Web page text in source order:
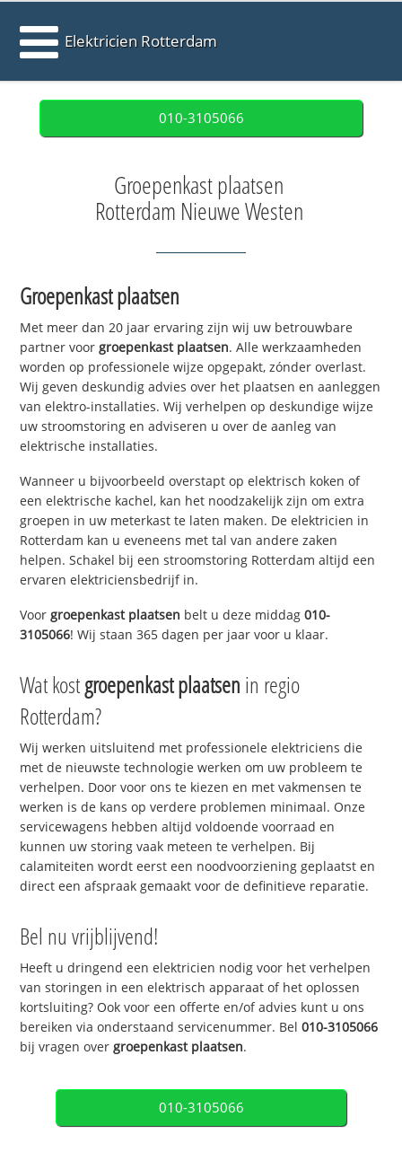
Elektricien Rotterdam
010-3105066
Groepenkast plaatsen
Rotterdam Nieuwe Westen
Groepenkast plaatsen
Met meer dan 20 jaar ervaring zijn wij uw betrouwbare
partner voorgroepenkast plaatsen. Alle werkzaamheden
worden op professionele wijze opgepakt, zónder overlast.
Wij geven deskundig advies over het plaatsen en aanleggen
van elektro-installaties. Wij verhelpen op deskundige wijze
uw stroomstoring en adviseren u over de aanleg van
elektrische installaties.
Wanneer u bijvoorbeeld overstapt op elektrisch koken of
een elektrische kachel, kan het noodzakelijk zijn om extra
groepen in uw meterkast te laten maken. De elektricien in
Rotterdam kan u eveneens met tal van andere zaken
helpen. Schakel bij een stroomstoring Rotterdam altijd een
ervaren elektriciensbedrijf in.
Voorgroepenkast plaatsen belt u deze middag010-
3105066! Wij staan 365 dagen per jaar voor u klaar.
Wat kostgroepenkast plaatsen in regio
Rotterdam?
Wij werken uitsluitend met professionele elektriciens die
met de nieuwste technologie werken om uw probleem te
verhelpen. Door voor ons te kiezen en met vakmensen te
werken is de kans op verdere problemen minimaal. Onze
servicewagens hebben altijd voldoende voorraad en
kunnen uw storing vaak meteen te verhelpen. Bij
calamiteiten wordt eerst een noodvoorziening geplaatst en
direct een afspraak gemaakt voor de definitieve reparatie.
Bel nu vrijblijvend!
Heeft u dringend een elektricien nodig voor het verhelpen
van storingen in een elektrisch apparaat of het oplossen
kortsluiting? Ook voor een offerte en/of advies kunt u ons
bereiken via onderstaand servicenummer. Bel010-3105066
bij vragen over groepenkast plaatsen.
010-3105066